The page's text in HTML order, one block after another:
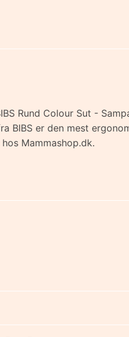
Rund Colour Sut -
er den mest
Mammashop.dk.